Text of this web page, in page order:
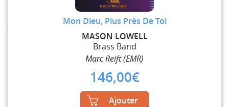
Mon Dieu, Plus Près De Toi
MASON LOWELL
Brass Band
Marc Reift (EMR)
146,00€
Ajouter